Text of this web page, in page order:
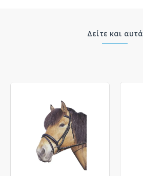
Δείτε και αυτά